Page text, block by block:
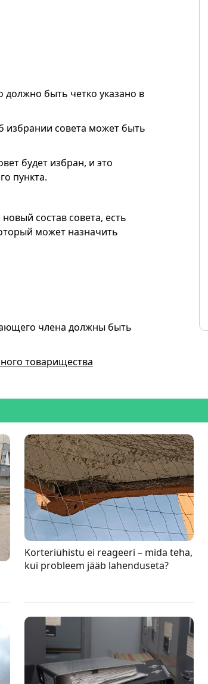
должно быть четко указано в
избрании совета может быть
будет избран, и это
пункта.
состав совета, есть
может назначить
члена должны быть
товарищества
Korteriühistu ei reageeri – mida teha,
kui probleem jääb lahenduseta?